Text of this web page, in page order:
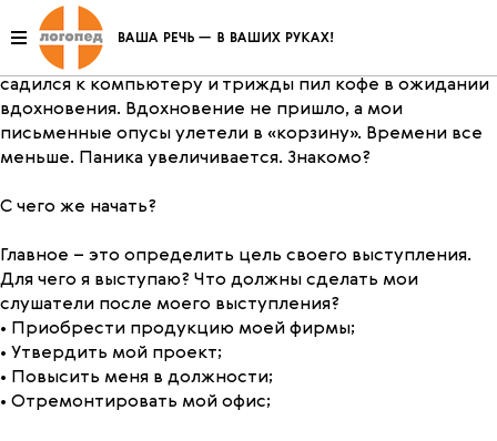
Через неделю я выступаю перед своими коллегами.
Шеф назначил дату, время, определил тему… Я пытаюсь
начать готовиться к этому выступлению. Я уже дважды
садился к компьютеру и трижды пил кофе в ожидании
вдохновения. Вдохновение не пришло, а мои
письменные опусы улетели в «корзину». Времени все
меньше. Паника увеличивается. Знакомо?
С чего же начать?
Главное – это определить цель своего выступления.
Для чего я выступаю? Что должны сделать мои
слушатели после моего выступления?
• Приобрести продукцию моей фирмы;
• Утвердить мой проект;
• Повысить меня в должности;
• Отремонтировать мой офис;